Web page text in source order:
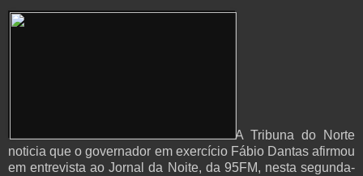
A Tribuna do Norte
noticia que o governador em exercício Fábio Dantas afirmou
em entrevista ao Jornal da Noite, da 95FM, nesta segunda-